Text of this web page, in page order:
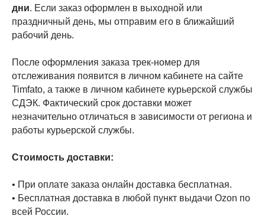
дни. Если заказ оформлен в выходной или
праздничный день, мы отправим его в ближайший
рабочий день.
После оформления заказа трек-номер для
отслеживания появится в личном кабинете на сайте
Timfato, а также в личном кабинете курьерской службы
СДЭК. Фактический срок доставки может
незначительно отличаться в зависимости от региона и
работы курьерской службы.
Стоимость доставки:
• При оплате заказа онлайн доставка бесплатная.
• Бесплатная доставка в любой пункт выдачи Ozon по
всей России.
Фен-стайлер